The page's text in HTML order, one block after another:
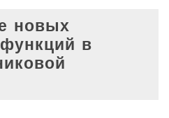
новых
в